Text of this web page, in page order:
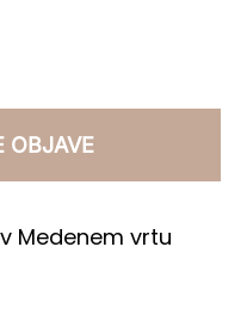
OBJAVE
Medenem vrtu